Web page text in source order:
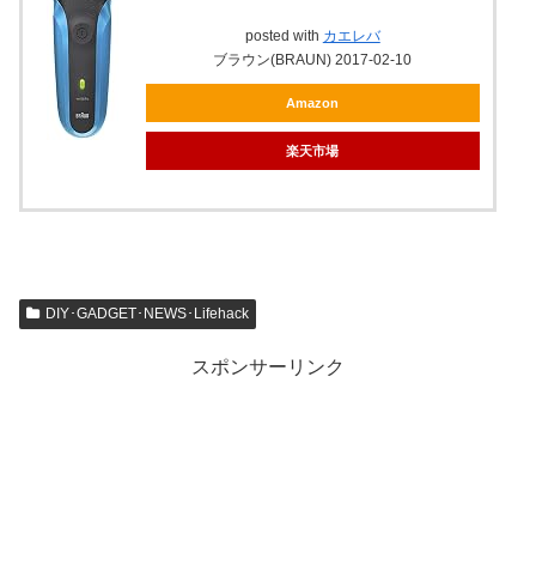
posted with カエレバ
ブラウン(BRAUN) 2017-02-10
Amazon
楽天市場
DIY･GADGET･NEWS･Lifehack
スポンサーリンク